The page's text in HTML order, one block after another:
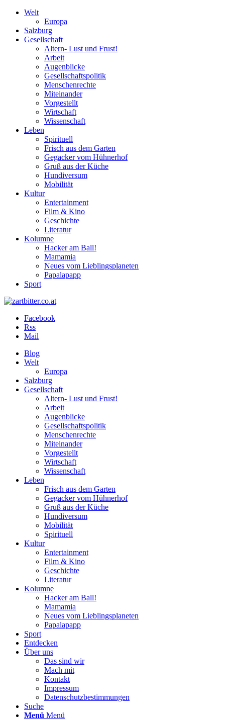
Welt
Europa
Salzburg
Gesellschaft
Altern- Lust und Frust!
Arbeit
Augenblicke
Gesellschaftspolitik
Menschenrechte
Miteinander
Vorgestellt
Wirtschaft
Wissenschaft
Leben
Spirituell
Frisch aus dem Garten
Gegacker vom Hühnerhof
Gruß aus der Küche
Hundiversum
Mobilität
Kultur
Entertainment
Film & Kino
Geschichte
Literatur
Kolumne
Hacker am Ball!
Mamamia
Neues vom Lieblingsplaneten
Papalapapp
Sport
Facebook
Rss
Mail
Blog
Welt
Europa
Salzburg
Gesellschaft
Altern- Lust und Frust!
Arbeit
Augenblicke
Gesellschaftspolitik
Menschenrechte
Miteinander
Vorgestellt
Wirtschaft
Wissenschaft
Leben
Frisch aus dem Garten
Gegacker vom Hühnerhof
Gruß aus der Küche
Hundiversum
Mobilität
Spirituell
Kultur
Entertainment
Film & Kino
Geschichte
Literatur
Kolumne
Hacker am Ball!
Mamamia
Neues vom Lieblingsplaneten
Papalapapp
Sport
Entdecken
Über uns
Das sind wir
Mach mit
Kontakt
Impressum
Datenschutzbestimmungen
Suche
Menü Menü